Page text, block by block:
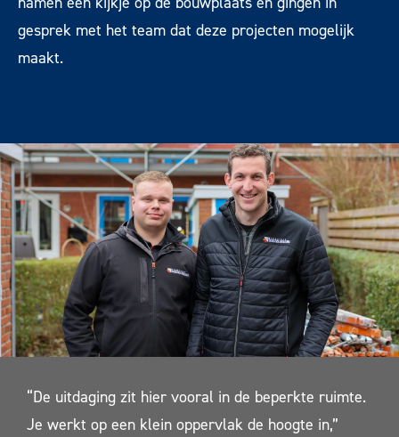
gesprek met het team dat deze projecten mogelijk
maakt.
“De uitdaging zit hier vooral in de beperkte ruimte.
Je werkt op een klein oppervlak de hoogte in,”